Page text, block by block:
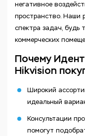
негативное
пространство. Наши
спектра задач, будь
коммерческих
Почему
Hikvision
Широкий
идеальный
Консультации
помогут